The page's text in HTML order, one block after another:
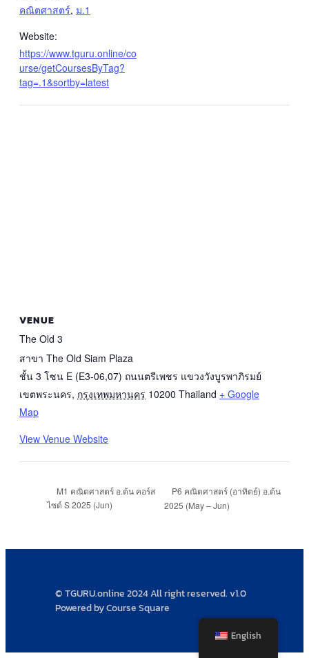
คณิตศาสตร์, ม.1
Website:
https://www.tguru.online/co
urse/getCoursesByTag?
tag=.1&sortby=latest
VENUE
The Old 3
สาขา The Old Siam Plaza
ชั้น 3 โซน E (E3-06,07) ถนนตรีเพชร แขวงวังบูรพาภิรมย์
เขตพระนคร, กรุงเทพมหานคร 10200 Thailand + Google
Map
View Venue Website
M1 คณิตศาสตร์ อ.ต้น คอร์ส
ไซต์ S 2025 (Jun)
P6 คณิตศาสตร์ (อาทิตย์) อ.ต้น
2025 (May – Jun)
© TGURU.online 2024 All right reserved. v1.0
Powered by Course Square
English